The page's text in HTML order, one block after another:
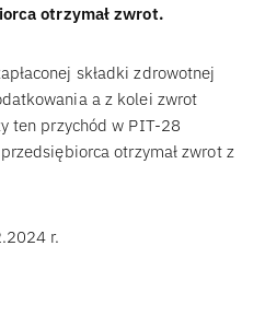
otrzymał zwrot.
składki zdrowotnej
a z kolei zwrot
ten przychód w PIT-28
otrzymał zwrot z
r.